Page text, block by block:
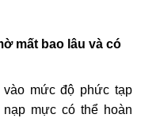
mất bao lâu và có
mức độ phức tạp
mực có thể hoàn